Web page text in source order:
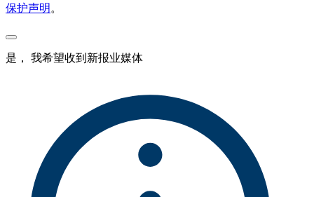
保护声明 。
是， 我希望收到新报业媒体